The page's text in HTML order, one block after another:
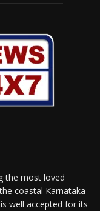
the most loved
coastal Karnataka
well accepted for its